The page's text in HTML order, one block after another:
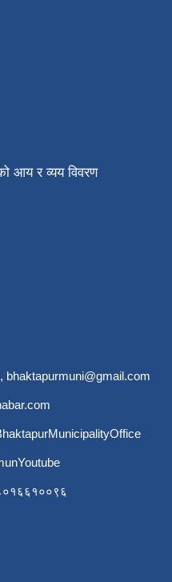
आय र व्यय विवरण
, bhaktapurmuni@gmail.com